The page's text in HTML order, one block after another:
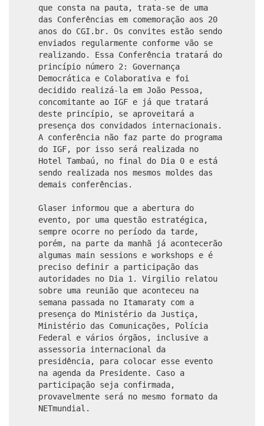
que consta na pauta, trata-se de uma
das Conferências em comemoração aos 20
anos do CGI.br. Os convites estão sendo
enviados regularmente conforme vão se
realizando. Essa Conferência tratará do
princípio número 2: Governança
Democrática e Colaborativa e foi
decidido realizá-la em João Pessoa,
concomitante ao IGF e já que tratará
deste princípio, se aproveitará a
presença dos convidados internacionais.
A conferência não faz parte do programa
do IGF, por isso será realizada no
Hotel Tambaú, no final do Dia 0 e está
sendo realizada nos mesmos moldes das
demais conferências.
Glaser informou que a abertura do
evento, por uma questão estratégica,
sempre ocorre no período da tarde,
porém, na parte da manhã já acontecerão
algumas main sessions e workshops e é
preciso definir a participação das
autoridades no Dia 1. Virgilio relatou
sobre uma reunião que aconteceu na
semana passada no Itamaraty com a
presença do Ministério da Justiça,
Ministério das Comunicações, Polícia
Federal e vários órgãos, inclusive a
assessoria internacional da
presidência, para colocar esse evento
na agenda da Presidente. Caso a
participação seja confirmada,
provavelmente será no mesmo formato da
NETmundial.